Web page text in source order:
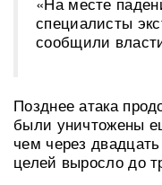
специалисты
сообщили
Позднее атака
были уничтожены
чем через
целей выросло до